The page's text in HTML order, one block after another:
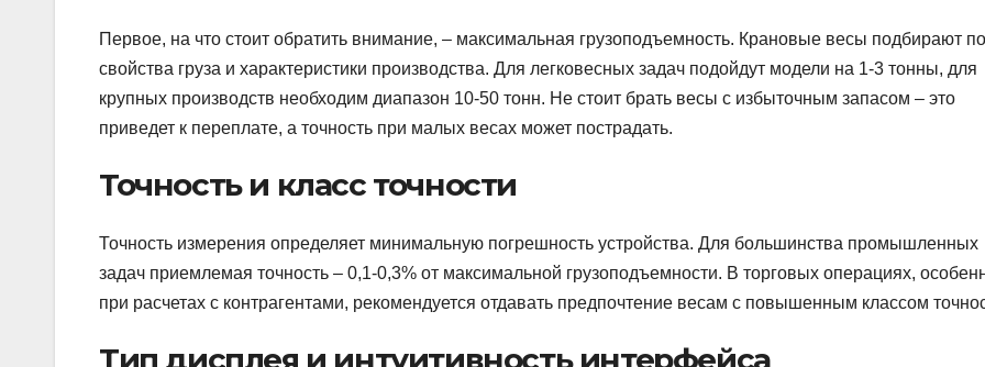
Первое, на что стоит обратить внимание, – максимальная грузоподъемность. Крановые весы подбирают
свойства груза и характеристики производства. Для легковесных задач подойдут модели на 1-3 тонны, для
крупных производств необходим диапазон 10-50 тонн. Не стоит брать весы с избыточным запасом – это
приведет к переплате, а точность при малых весах может пострадать.
Точность и класс точности
Точность измерения определяет минимальную погрешность устройства. Для большинства промышленных
задач приемлемая точность – 0,1-0,3% от максимальной грузоподъемности. В торговых операциях,
при расчетах с контрагентами, рекомендуется отдавать предпочтение весам с повышенным классом
Тип дисплея и интуитивность интерфейса